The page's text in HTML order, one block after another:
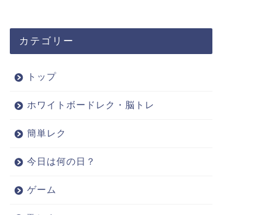
カテゴリー
トップ
ホワイトボードレク・脳トレ
簡単レク
今日は何の日？
ゲーム